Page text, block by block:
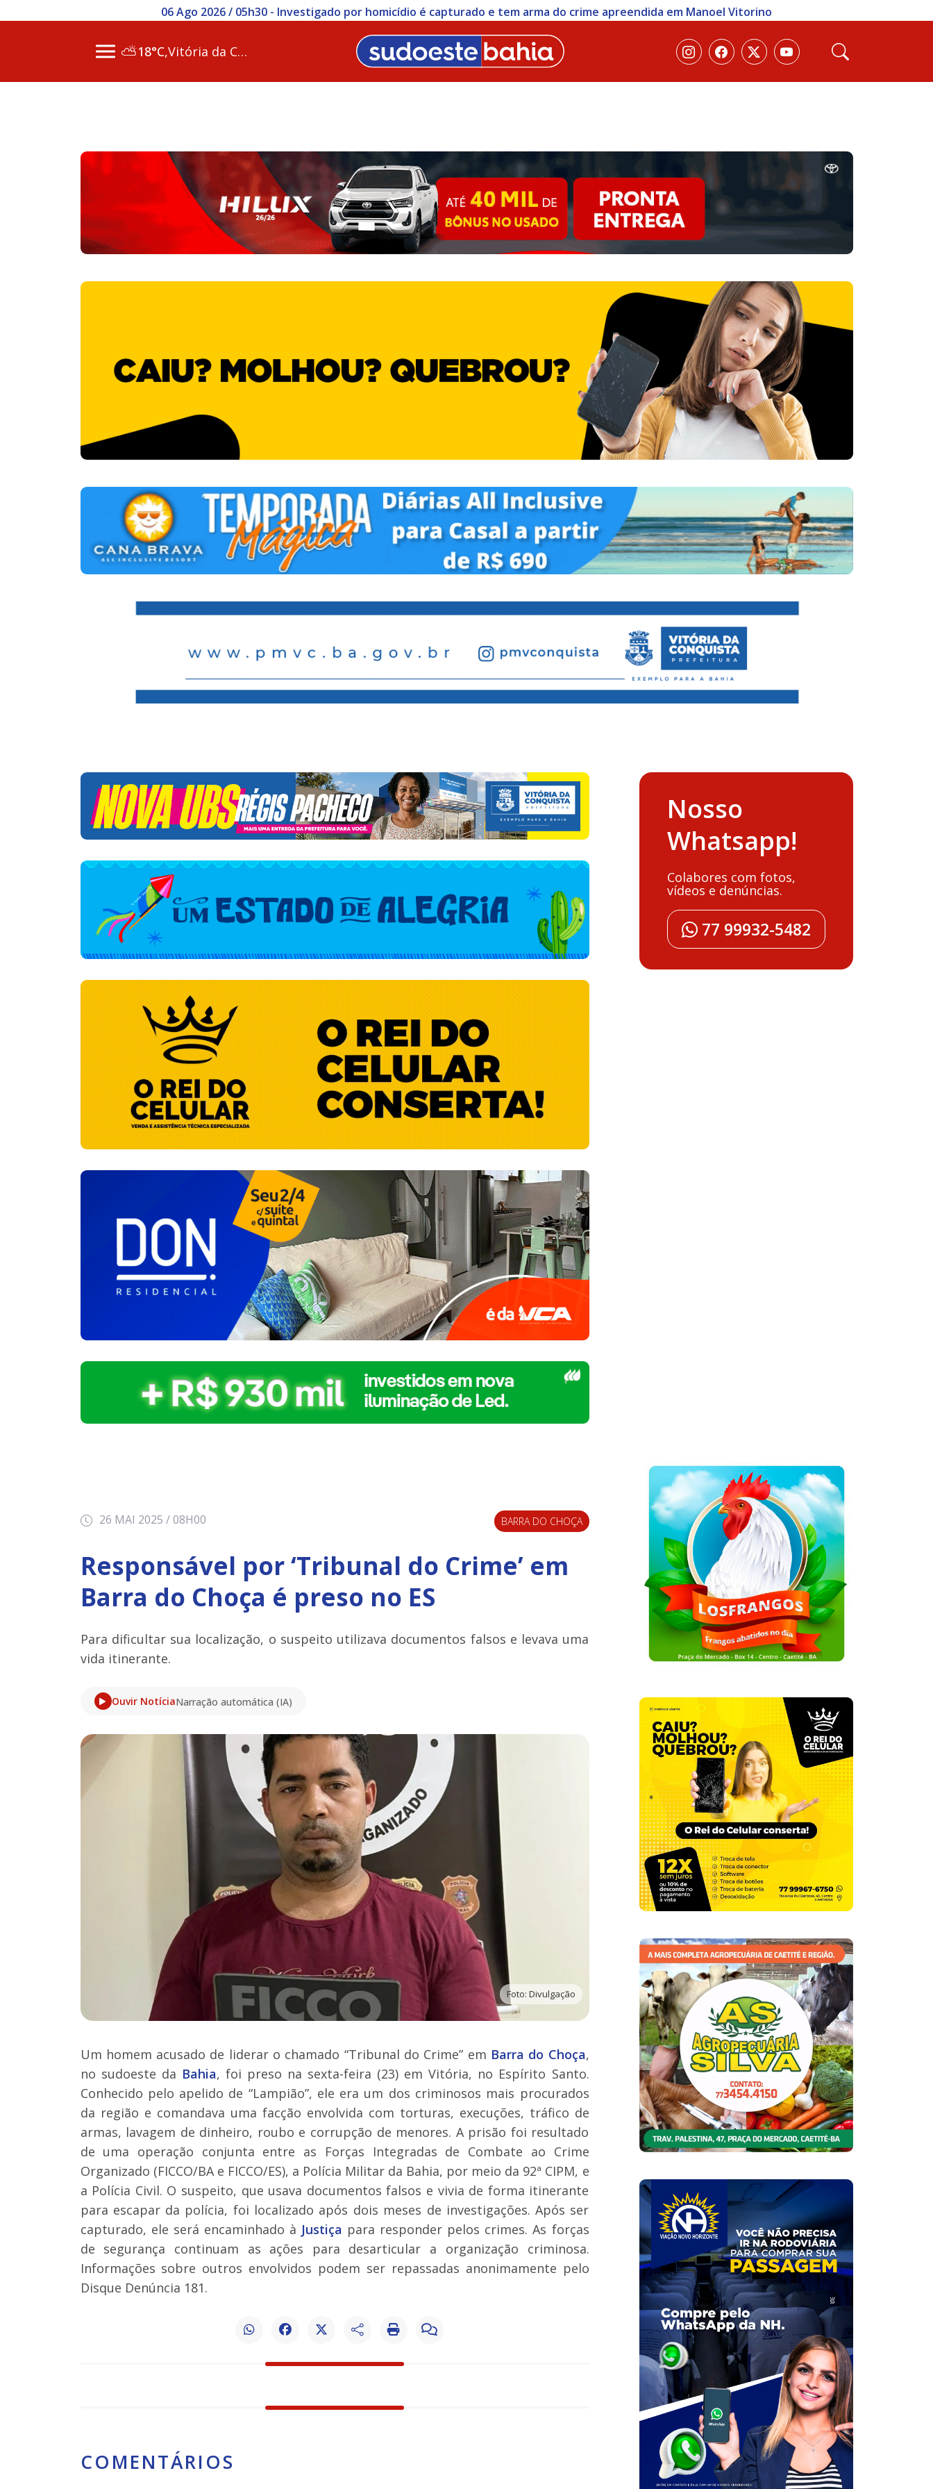
06 Ago 2026 / 05h30 - Investigado por homicídio é capturado e tem arma do crime apreendida em Manoel Vitorino
⛅18°C, Vitória da Conq…
26 MAI 2025 / 08H00 BARRA DO CHOÇA
Responsável por ‘Tribunal do Crime’ em
Barra do Choça é preso no ES
Para dificultar sua localização, o suspeito utilizava documentos falsos e levava uma
vida itinerante.
Ouvir NotíciaNarração automática (IA)
Foto: Divulgação
Um homem acusado de liderar o chamado “Tribunal do Crime” em Barra do Choça,
no sudoeste da Bahia, foi preso na sexta-feira (23) em Vitória, no Espírito Santo.
Conhecido pelo apelido de “Lampião”, ele era um dos criminosos mais procurados
da região e comandava uma facção envolvida com torturas, execuções, tráfico de
armas, lavagem de dinheiro, roubo e corrupção de menores. A prisão foi resultado
de uma operação conjunta entre as Forças Integradas de Combate ao Crime
Organizado (FICCO/BA e FICCO/ES), a Polícia Militar da Bahia, por meio da 92ª CIPM, e
a Polícia Civil. O suspeito, que usava documentos falsos e vivia de forma itinerante
para escapar da polícia, foi localizado após dois meses de investigações. Após ser
capturado, ele será encaminhado à Justiça para responder pelos crimes. As forças
de segurança continuam as ações para desarticular a organização criminosa.
Informações sobre outros envolvidos podem ser repassadas anonimamente pelo
Disque Denúncia 181.
COMENTÁRIOS
Nosso
Whatsapp!
Colabores com fotos,
vídeos e denúncias.
77 99932-5482